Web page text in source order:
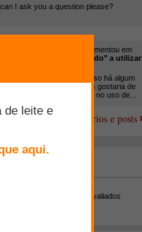
can I ask you a question please?
comentou em
"Você está sendo "obrigado" a utilizar
Em minha propriedade, já uso há algum
tempo cana com ureia, mas gostaria de
um melhor aprofundamento no uso de...
Mais comentários e posts
Melhor avaliados